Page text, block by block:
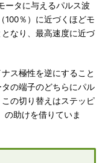
ータに与えるパルス波
100％）に近づくほどモ
なり、最高速度に近づ
ス極性を逆にすること
の端子のどちらにパル
の切り替えはステッピ
の助けを借りていま